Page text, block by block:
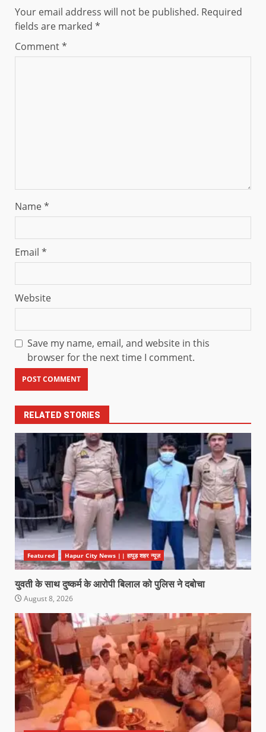
Your email address will not be published. Required
fields are marked *
Comment*
Name*
Email *
Website
Save my name, email, and website in this
browser for the next time I comment.
RELATED STORIES
Featured Hapur City News || हापुड़ शहर न्यूज़
युवती के साथ दुष्कर्म के आरोपी बिलाल को पुलिस ने दबोचा
August 8, 2026